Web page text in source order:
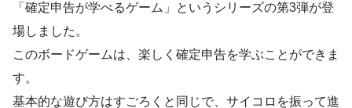
「確定申告が学べるゲーム」というシリーズの第3弾が登
場しました。
このボードゲームは、楽しく確定申告を学ぶことができま
す。
基本的な遊び方はすごろくと同じで、サイコロを振って進